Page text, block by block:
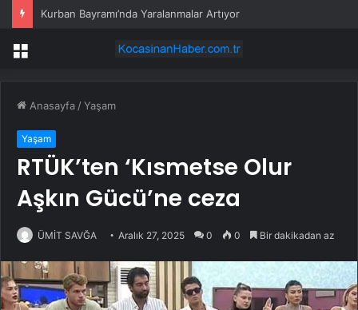
Kurban Bayramı’nda Yaralanmalar Artıyor
Menü
Anasayfa /Yaşam
Yaşam
RTÜK’ten ‘Kısmetse Olur
Aşkın Gücü’ne ceza
ÜMİT SAVĞA Aralık 27, 2025 0 0 Bir dakikadan az